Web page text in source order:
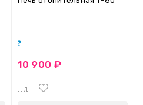
10 900 ₽